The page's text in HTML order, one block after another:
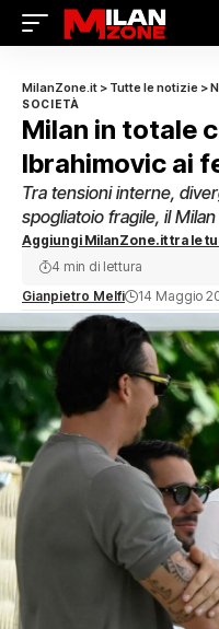
MilanZone.it > Tutte le notizie >
SOCIETÀ
Milan in totale
Ibrahimovic ai
Tra tensioni interne,
spogliatoio fragile, il
Aggiungi MilanZone.it tra le
Gianpietro Melfi 14 Maggio
4 min di lettura